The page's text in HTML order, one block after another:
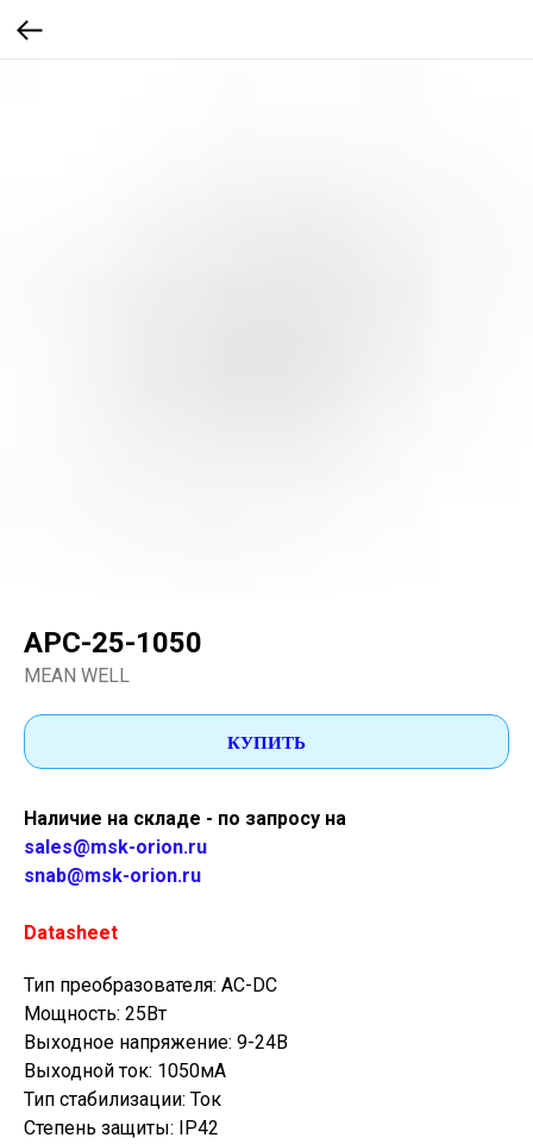
APC-25-1050
MEAN WELL
КУПИТЬ
Наличие на складе - по запросу на
sales@msk-orion.ru
snab@msk-orion.ru
Datasheet
Тип преобразователя: AC-DC
Мощность: 25Вт
Выходное напряжение: 9-24В
Выходной ток: 1050мА
Тип стабилизации: Ток
Степень защиты: IP42